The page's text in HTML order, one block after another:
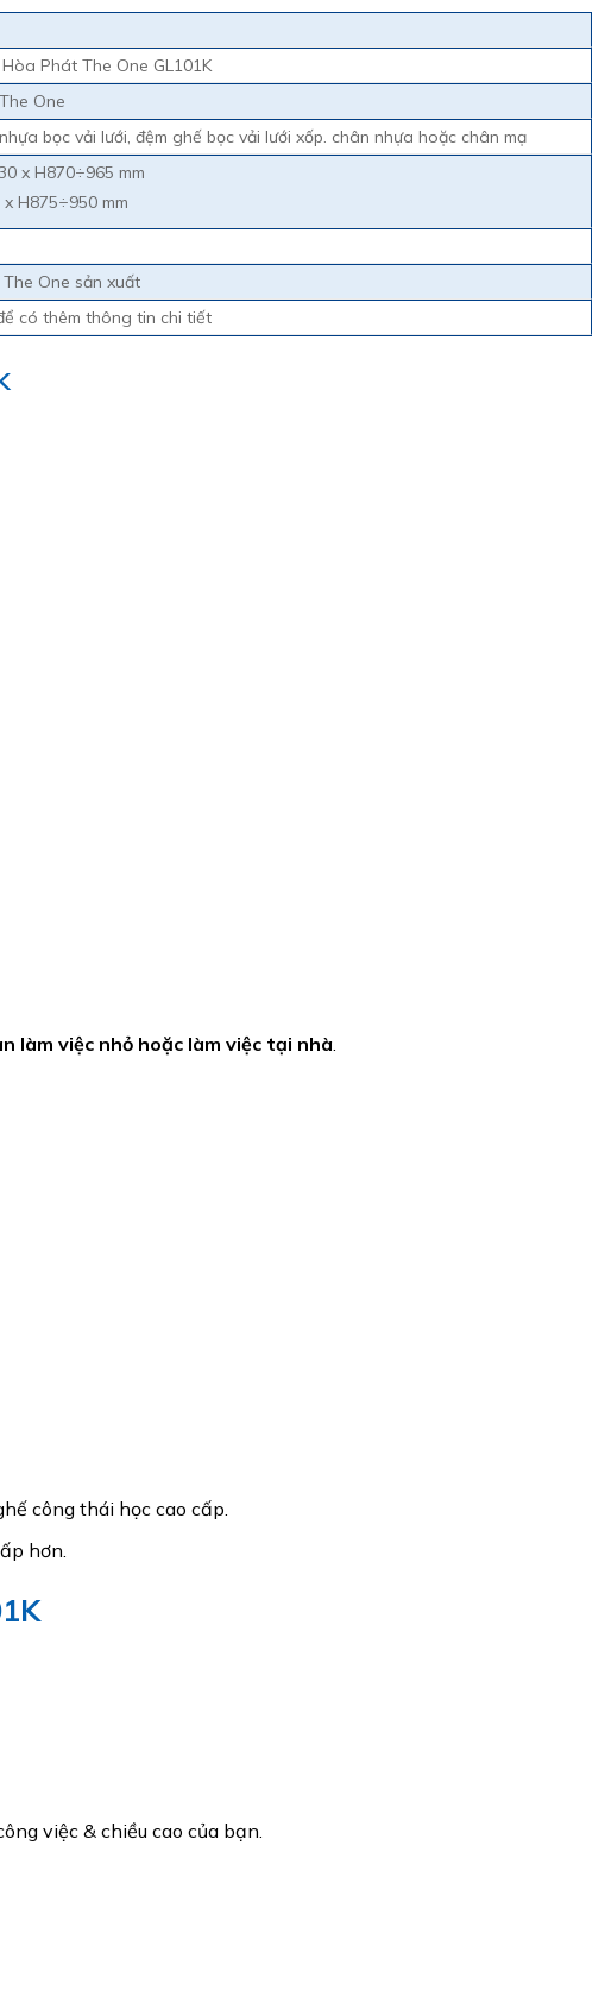
Phát The One GL101K
One
bọc vải lưới, đệm ghế bọc vải lưới xốp. chân nhựa hoặc chân mạ
x H870÷965 mm
H875÷950 mm
One sản xuất
có thêm thông tin chi tiết
làm việc nhỏ hoặc làm việc tại nhà.
công thái học cao cấp.
hơn.
việc & chiều cao của bạn.